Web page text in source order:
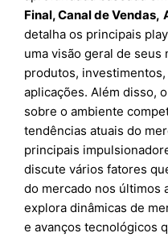
Final,Canal de Vendas,
detalha os principais
uma visão geral de
produtos,
aplicações. Além disso,
sobre o ambiente
tendências atuais do
principais
discute vários fatores
do mercado nos últimos
explora dinâmicas de
e avanços tecnológicos